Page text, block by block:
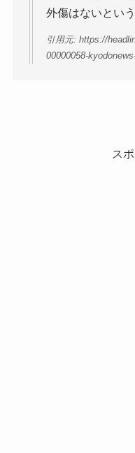
外傷はないという
引用元: https://
00000058-
ス